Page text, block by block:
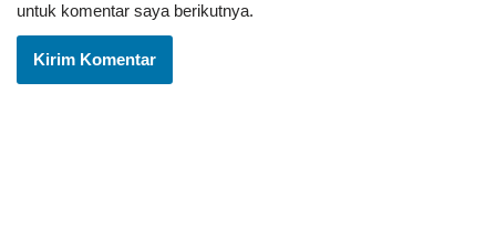
untuk komentar saya berikutnya.